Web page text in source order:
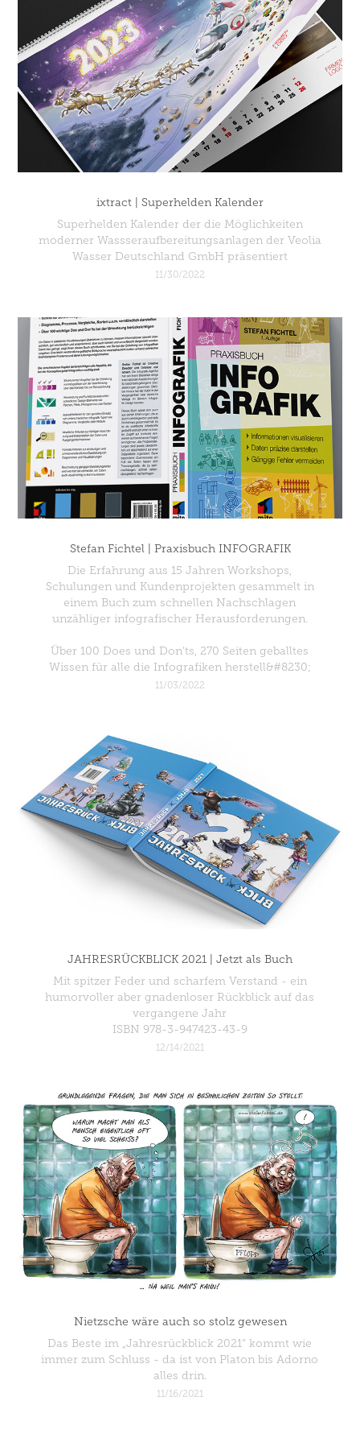
ixtract | Superhelden Kalender
Superhelden Kalender der die Möglichkeiten
moderner Wassseraufbereitungsanlagen der Veolia
Wasser Deutschland GmbH präsentiert
11/30/2022
Stefan Fichtel | Praxisbuch INFOGRAFIK
Die Erfahrung aus 15 Jahren Workshops,
Schulungen und Kundenprojekten gesammelt in
einem Buch zum schnellen Nachschlagen
unzähliger infografischer Herausforderungen.
Über 100 Does und Don'ts, 270 Seiten geballtes
Wissen für alle die Infografiken herstell&#8230;
11/03/2022
JAHRESRÜCKBLICK 2021 | Jetzt als Buch
Mit spitzer Feder und scharfem Verstand - ein
humorvoller aber gnadenloser Rückblick auf das
vergangene Jahr
ISBN 978-3-947423-43-9
12/14/2021
Nietzsche wäre auch so stolz gewesen
Das Beste im „Jahresrückblick 2021“ kommt wie
immer zum Schluss - da ist von Platon bis Adorno
alles drin.
11/16/2021